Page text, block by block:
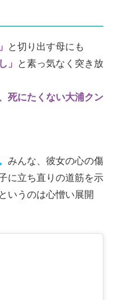
と切り出す母にも
」
と素っ気なく突き放
死にたくない大浦クン
みんな、彼女の心の傷
に立ち直りの道筋を示
いうのは心憎い展開